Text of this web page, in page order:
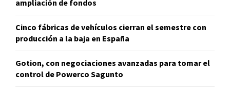
ampliación de fondos
Cinco fábricas de vehículos cierran el semestre con
producción a la baja en España
Gotion, con negociaciones avanzadas para tomar el
control de Powerco Sagunto